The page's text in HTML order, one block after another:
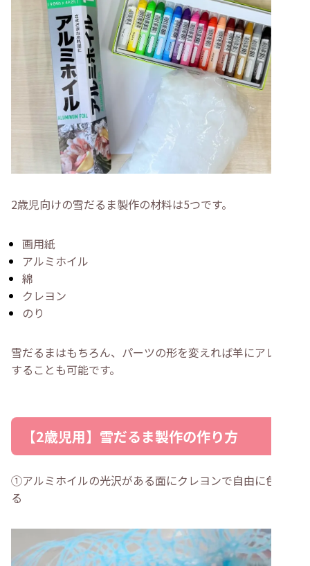
2歳児向けの雪だるま製作の材料は5つです。
画用紙
アルミホイル
綿
クレヨン
のり
雪だるまはもちろん、パーツの形を変えれば羊にアレンジ
することも可能です。
【2歳児用】雪だるま製作の作り方
①アルミホイルの光沢がある面にクレヨンで自由に色を塗
る